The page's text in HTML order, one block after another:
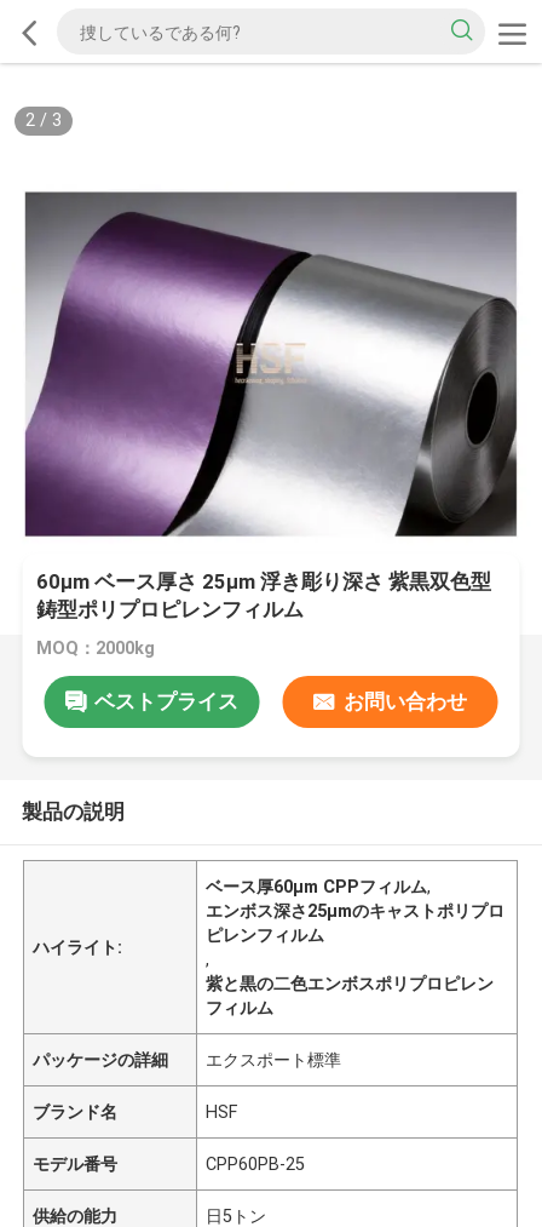
2/ 3
60μm ベース厚さ 25μm 浮き彫り深さ 紫黒双色型
鋳型ポリプロピレンフィルム
MOQ：2000kg
ベストプライス お問い合わせ
製品の説明
ハイライト:
ベース厚60μm CPPフィルム,
エンボス深さ25μmのキャストポリプロ
ピレンフィルム
,
紫と黒の二色エンボスポリプロピレン
フィルム
パッケージの詳細 エクスポート標準
ブランド名 HSF
モデル番号 CPP60PB-25
供給の能力 日5トン